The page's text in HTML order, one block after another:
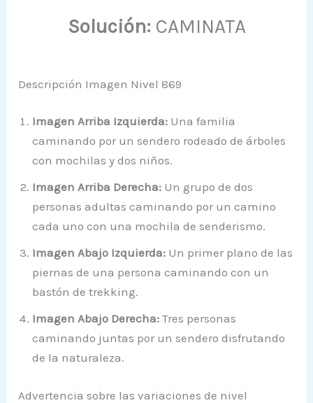
Solución: CAMINATA
Descripción Imagen Nivel 869
Imagen Arriba Izquierda: Una familia
caminando por un sendero rodeado de árboles
con mochilas y dos niños.
Imagen Arriba Derecha: Un grupo de dos
personas adultas caminando por un camino
cada uno con una mochila de senderismo.
Imagen Abajo Izquierda: Un primer plano de las
piernas de una persona caminando con un
bastón de trekking.
Imagen Abajo Derecha: Tres personas
caminando juntas por un sendero disfrutando
de la naturaleza.
Advertencia sobre las variaciones de nivel